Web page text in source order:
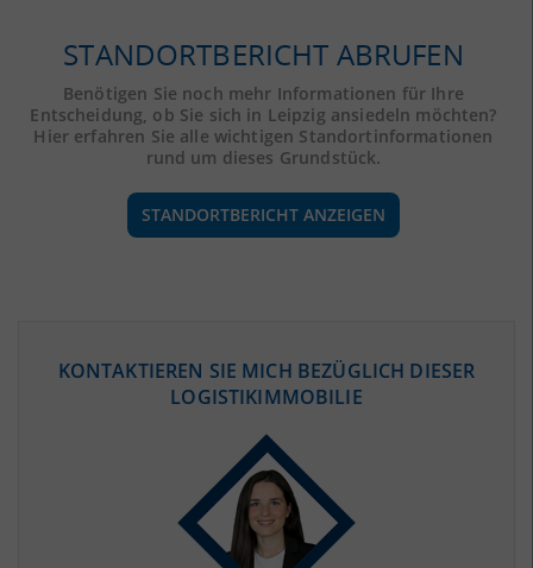
STANDORTBERICHT ABRUFEN
Benötigen Sie noch mehr Informationen für Ihre
Entscheidung, ob Sie sich in Leipzig ansiedeln möchten?
Hier erfahren Sie alle wichtigen Standortinformationen
rund um dieses Grundstück.
STANDORTBERICHT ANZEIGEN
(STAND: 12/2019)
(Landkreis / Kreisfreie Stadt)
KONTAKTIEREN SIE MICH BEZÜGLICH DIESER
LOGISTIKIMMOBILIE